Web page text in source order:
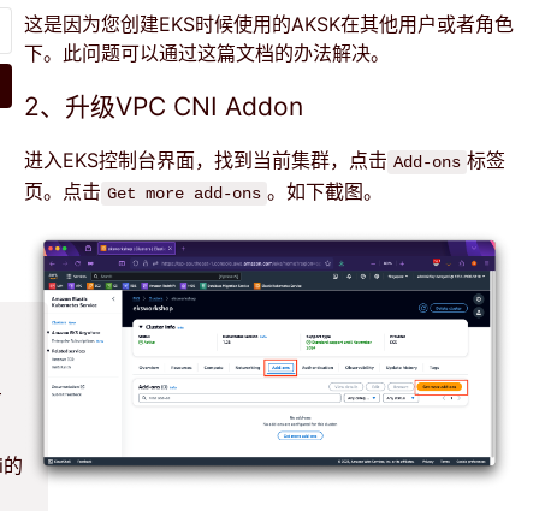
这是因为您创建EKS时候使用的AKSK在其他用户或者角色
下。此问题可以通过这篇文档的办法解决。
2、升级VPC CNI Addon
进入EKS控制台界面，找到当前集群，点击 Add-ons 标签
页。点击 Get more add-ons 。如下截图。